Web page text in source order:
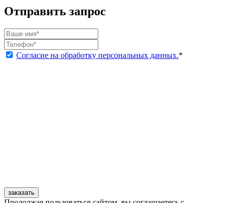
Отправить запрос
Согласие на обработку персональных данных.*
заказать